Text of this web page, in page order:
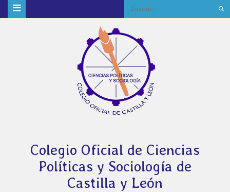
Colegio Oficial de Ciencias
Políticas y Sociología de
Castilla y León